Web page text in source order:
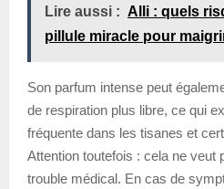
Lire aussi : Alli : quels
pillule miracle pour
Son parfum intense peut
de respiration plus libre, ce qui
fréquente dans les tisanes et
Attention toutefois : cela ne veut
trouble médical. En cas de